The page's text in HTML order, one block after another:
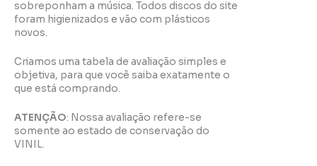
sobreponham a música. Todos discos do site
foram higienizados e vão com plásticos
novos.
Criamos uma tabela de avaliação simples e
objetiva, para que você saiba exatamente o
que está comprando.
ATENÇÃO: Nossa avaliação refere-se
somente ao estado de conservação do
VINIL.